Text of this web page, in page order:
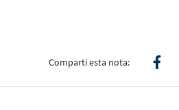
Compartí esta nota: